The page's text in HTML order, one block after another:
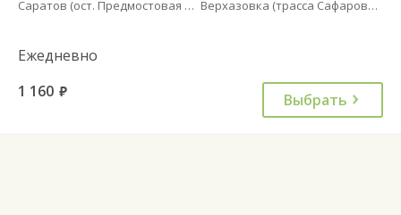
Саратов (ост. Предмостовая площадь) Верхазовка (трасса Сафаровка)
Ежедневно
1 160 руб. Выбрать